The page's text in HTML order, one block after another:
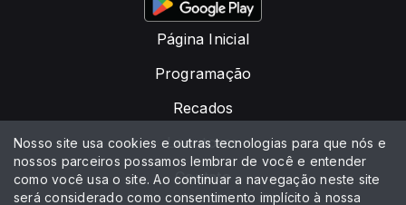
Página Inicial
Programação
Recados
Locutores
Contato
Nosso site usa cookies e outras tecnologias para que nós e
nossos parceiros possamos lembrar de você e entender
como você usa o site. Ao continuar a navegação neste site
será considerado como consentimento implícito à nossa